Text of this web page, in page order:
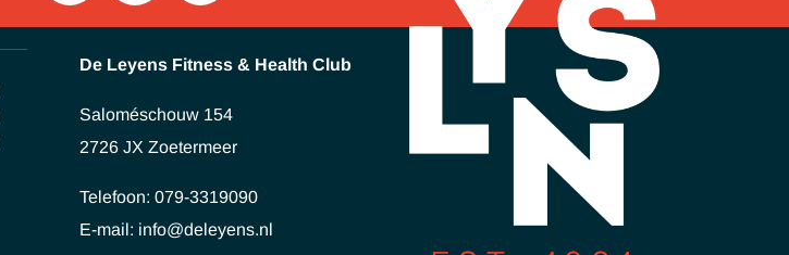
De Leyens Fitness & Health Club
Saloméschouw 154
2726 JX Zoetermeer
Telefoon: 079-3319090
E-mail: info@deleyens.nl